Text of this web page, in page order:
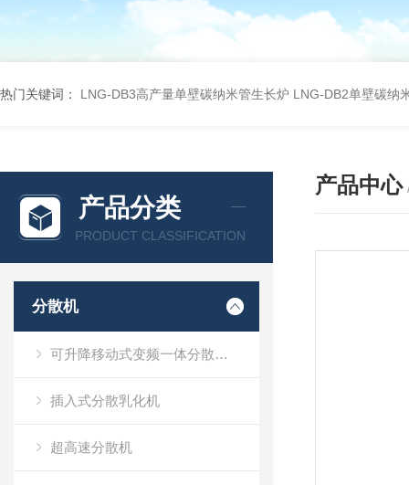
热门关键词： LNG-DB3高产量单壁碳纳米管生长炉 LNG-DB2单壁碳纳
产品分类
PRODUCT CLASSIFICATION
分散机
可升降移动式变频一体分散乳化机
插入式分散乳化机
超高速分散机
产品中心